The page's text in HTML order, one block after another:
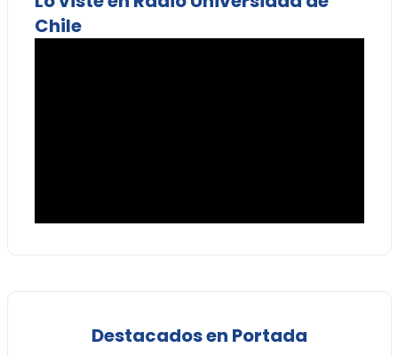
Chile
Destacados en Portada